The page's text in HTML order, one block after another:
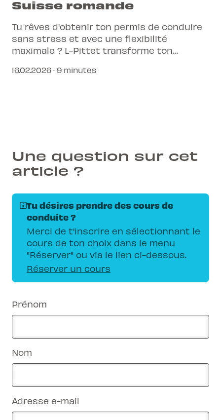
Suisse romande
Tu rêves d'obtenir ton permis de conduire
sans stress et avec une flexibilité
maximale ? L-Pittet transforme ton
approche moderne et connectée, unique
16.02.2026 · 9 minutes
Une question sur cet
article ?
Tu désires prendre des cours de
conduite ?
Merci de t'inscrire en sélectionnant le
cours de ton choix dans le menu
"Réserver" ou via le lien ci-dessous.
Réserver un cours
Prénom
Nom
Adresse e-mail